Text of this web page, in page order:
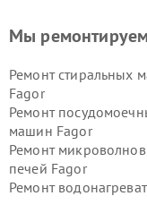
Мы
Ремонт стиральных
Fagor
Ремонт
машин Fagor
Ремонт
печей Fagor
Ремонт